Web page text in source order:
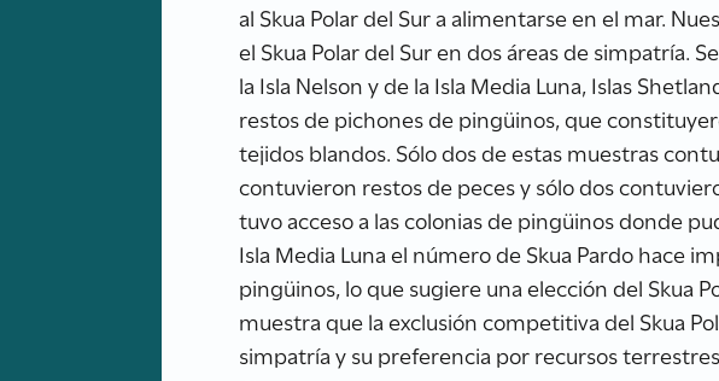
al Skua Polar del Sur a alimentarse en el mar.
el Skua Polar del Sur en dos áreas de simpatría.
la Isla Nelson y de la Isla Media Luna, Islas
restos de pichones de pingüinos, que
tejidos blandos. Sólo dos de estas muestras
contuvieron restos de peces y sólo dos
tuvo acceso a las colonias de pingüinos donde
Isla Media Luna el número de Skua Pardo hace
pingüinos, lo que sugiere una elección del Skua
muestra que la exclusión competitiva del Skua
simpatría y su preferencia por recursos